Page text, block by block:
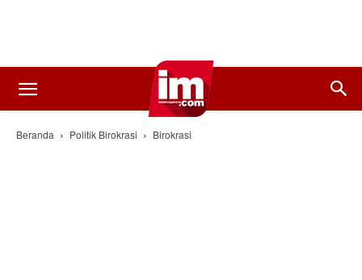
Beranda Politik Birokrasi Birokrasi